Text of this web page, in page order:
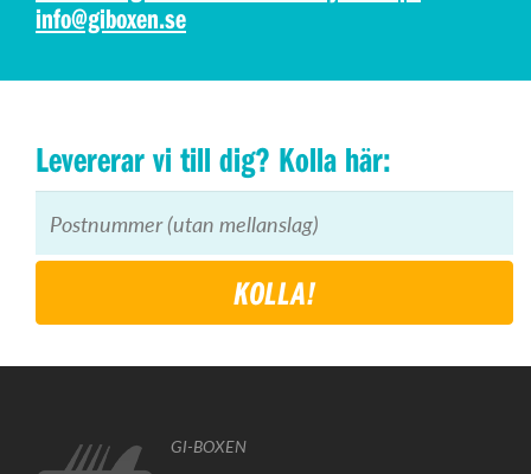
info@giboxen.se
Levererar vi till dig? Kolla här:
KOLLA!
GI-BOXEN